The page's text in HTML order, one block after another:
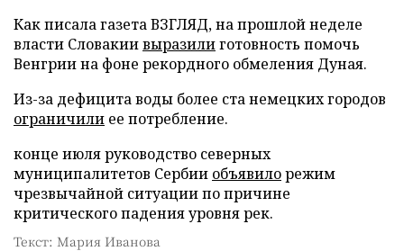
Как писала газета ВЗГЛЯД, на прошлой неделе
власти Словакиивыразилиготовность помочь
Венгрии на фоне рекордного обмеления Дуная.
Из-за дефицита воды более ста немецких городов
ограничили ее потребление.
конце июля руководство северных
муниципалитетов Сербии объявилорежим
чрезвычайной ситуации по причине
критического падения уровня рек.
Текст: Мария Иванова